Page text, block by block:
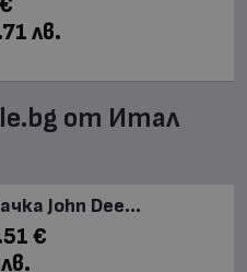
лв.
от Итал
John Dee...
€